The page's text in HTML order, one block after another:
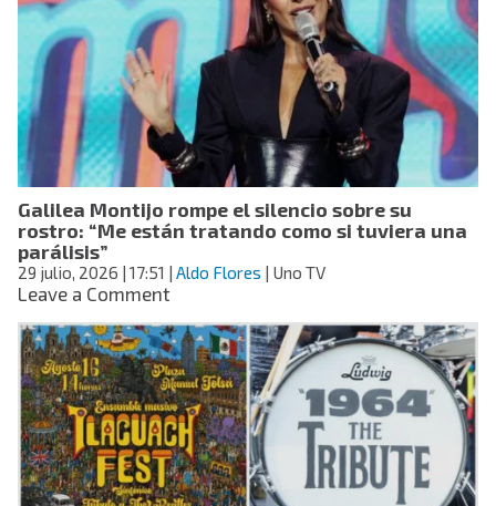
Únicas”:
revela
por
qué
rechazó
convivir
con
Brad
Pitt
y
Leonardo
“Me
daba
miedo”
Galilea Montijo rompe el silencio sobre su
rostro: “Me están tratando como si tuviera una
parálisis”
29 julio, 2026 | 17:51 Aldo Flores | Uno TV
Leave a Commenton
Montijo
rompe
el
silencio
sobre
su
rostro:
“Me